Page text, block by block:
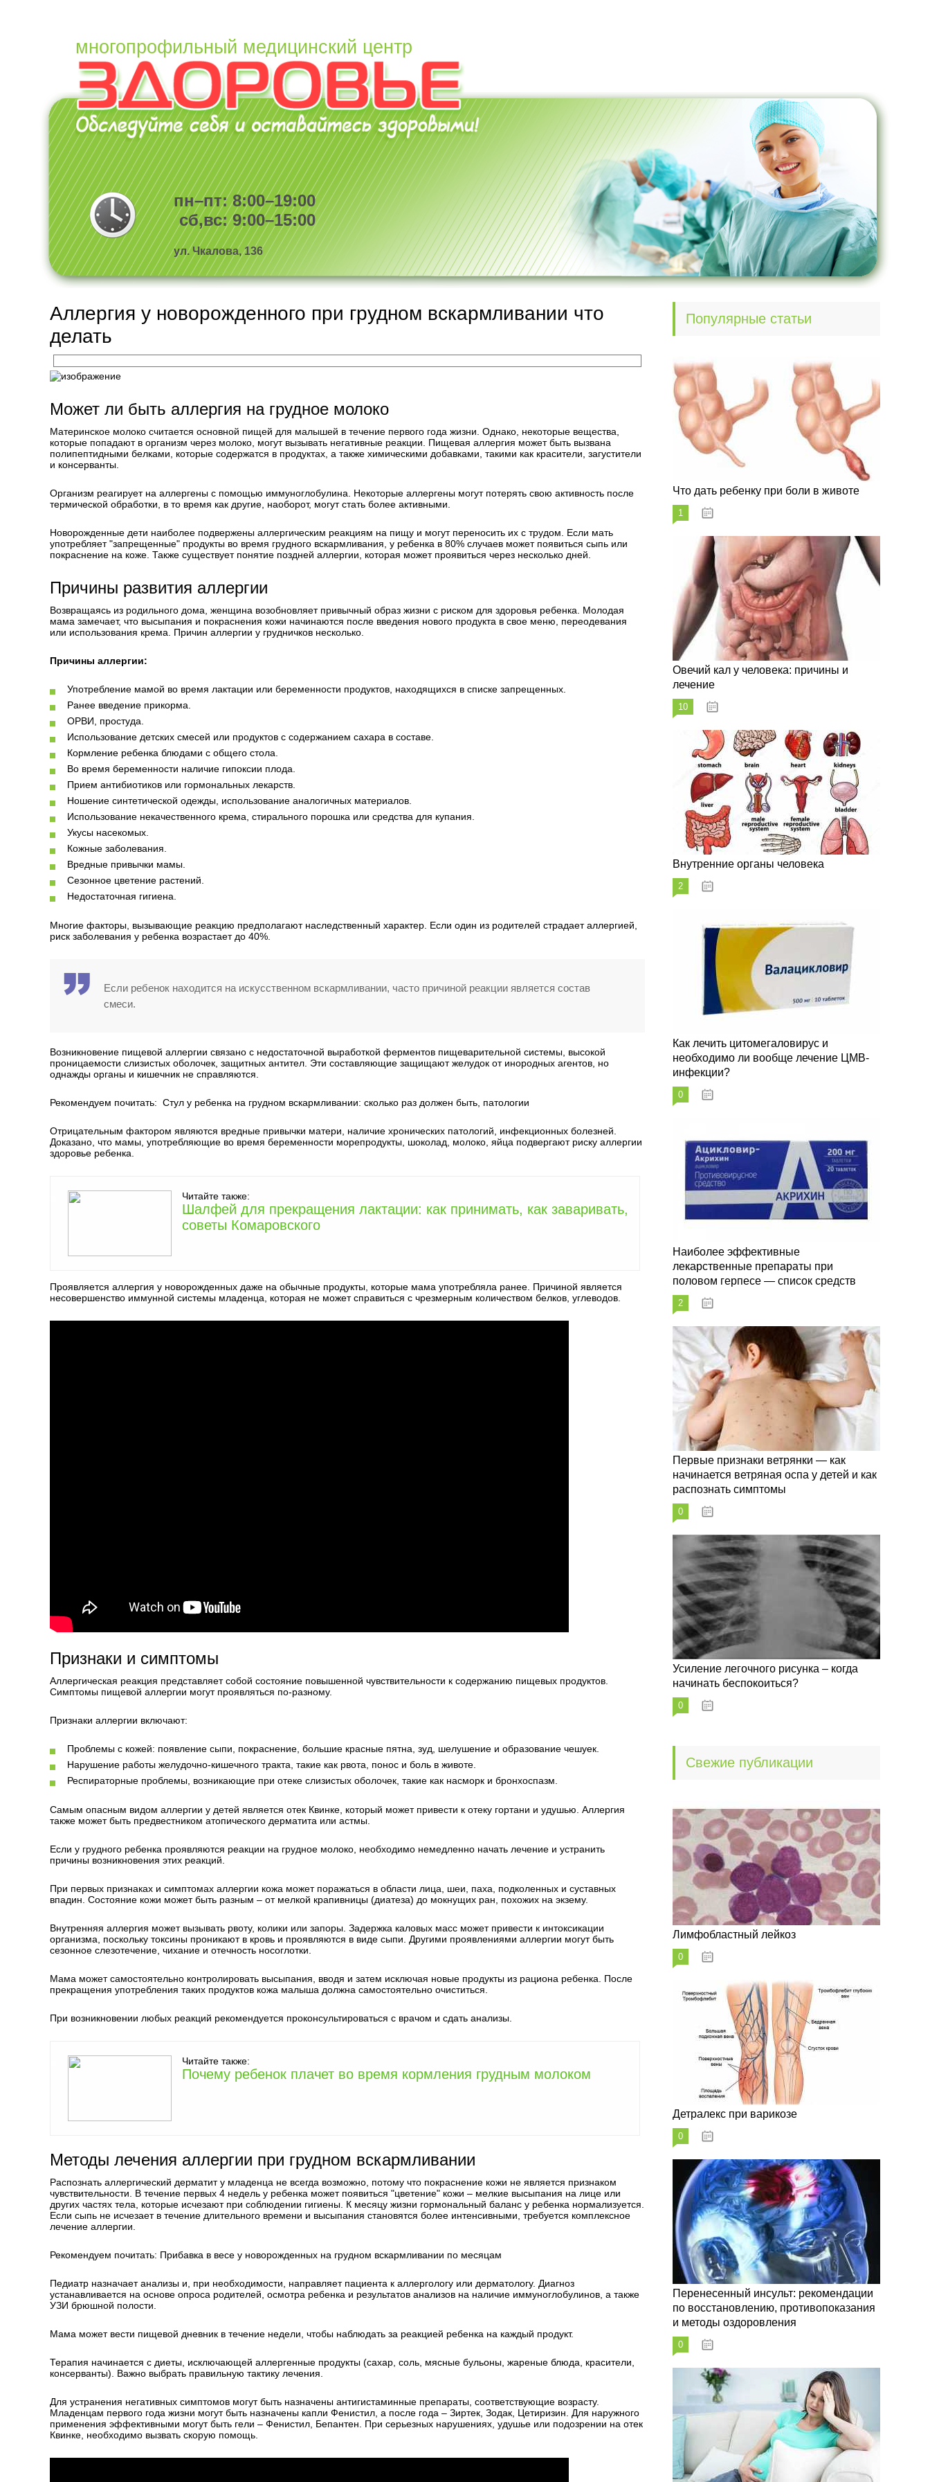
многопрофильный медицинский центр
пн–пт: 8:00–19:00
сб,вс: 9:00–15:00
ул. Чкалова, 136
Аллергия у новорожденного при грудном вскармливании что
делать
Может ли быть аллергия на грудное молоко
Материнское молоко считается основной пищей для малышей в течение первого года жизни. Однако, некоторые вещества,
которые попадают в организм через молоко, могут вызывать негативные реакции. Пищевая аллергия может быть вызвана
полипептидными белками, которые содержатся в продуктах, а также химическими добавками, такими как красители, загустители
и консерванты.
Организм реагирует на аллергены с помощью иммуноглобулина. Некоторые аллергены могут потерять свою активность после
термической обработки, в то время как другие, наоборот, могут стать более активными.
Новорожденные дети наиболее подвержены аллергическим реакциям на пищу и могут переносить их с трудом. Если мать
употребляет "запрещенные" продукты во время грудного вскармливания, у ребенка в 80% случаев может появиться сыпь или
покраснение на коже. Также существует понятие поздней аллергии, которая может проявиться через несколько дней.
Причины развития аллергии
Возвращаясь из родильного дома, женщина возобновляет привычный образ жизни с риском для здоровья ребенка. Молодая
мама замечает, что высыпания и покраснения кожи начинаются после введения нового продукта в свое меню, переодевания
или использования крема. Причин аллергии у грудничков несколько.
Причины аллергии:
Употребление мамой во время лактации или беременности продуктов, находящихся в списке запрещенных.
Ранее введение прикорма.
ОРВИ, простуда.
Использование детских смесей или продуктов с содержанием сахара в составе.
Кормление ребенка блюдами с общего стола.
Во время беременности наличие гипоксии плода.
Прием антибиотиков или гормональных лекарств.
Ношение синтетической одежды, использование аналогичных материалов.
Использование некачественного крема, стирального порошка или средства для купания.
Укусы насекомых.
Кожные заболевания.
Вредные привычки мамы.
Сезонное цветение растений.
Недостаточная гигиена.
Многие факторы, вызывающие реакцию предполагают наследственный характер. Если один из родителей страдает аллергией,
риск заболевания у ребенка возрастает до 40%.
Если ребенок находится на искусственном вскармливании, часто причиной реакции является состав
смеси.
Возникновение пищевой аллергии связано с недостаточной выработкой ферментов пищеварительной системы, высокой
проницаемости слизистых оболочек, защитных антител. Эти составляющие защищают желудок от инородных агентов, но
однажды органы и кишечник не справляются.
Рекомендуем почитать: Стул у ребенка на грудном вскармливании: сколько раз должен быть, патологии
Отрицательным фактором являются вредные привычки матери, наличие хронических патологий, инфекционных болезней.
Доказано, что мамы, употребляющие во время беременности морепродукты, шоколад, молоко, яйца подвергают риску аллергии
здоровье ребенка.
Читайте также:
Шалфей для прекращения лактации: как принимать, как заваривать,
советы Комаровского
Проявляется аллергия у новорожденных даже на обычные продукты, которые мама употребляла ранее. Причиной является
несовершенство иммунной системы младенца, которая не может справиться с чрезмерным количеством белков, углеводов.
Признаки и симптомы
Аллергическая реакция представляет собой состояние повышенной чувствительности к содержанию пищевых продуктов.
Симптомы пищевой аллергии могут проявляться по-разному.
Признаки аллергии включают:
Проблемы с кожей: появление сыпи, покраснение, большие красные пятна, зуд, шелушение и образование чешуек.
Нарушение работы желудочно-кишечного тракта, такие как рвота, понос и боль в животе.
Респираторные проблемы, возникающие при отеке слизистых оболочек, такие как насморк и бронхоспазм.
Самым опасным видом аллергии у детей является отек Квинке, который может привести к отеку гортани и удушью. Аллергия
также может быть предвестником атопического дерматита или астмы.
Если у грудного ребенка проявляются реакции на грудное молоко, необходимо немедленно начать лечение и устранить
причины возникновения этих реакций.
При первых признаках и симптомах аллергии кожа может поражаться в области лица, шеи, паха, подколенных и суставных
впадин. Состояние кожи может быть разным – от мелкой крапивницы (диатеза) до мокнущих ран, похожих на экзему.
Внутренняя аллергия может вызывать рвоту, колики или запоры. Задержка каловых масс может привести к интоксикации
организма, поскольку токсины проникают в кровь и проявляются в виде сыпи. Другими проявлениями аллергии могут быть
сезонное слезотечение, чихание и отечность носоглотки.
Мама может самостоятельно контролировать высыпания, вводя и затем исключая новые продукты из рациона ребенка. После
прекращения употребления таких продуктов кожа малыша должна самостоятельно очиститься.
При возникновении любых реакций рекомендуется проконсультироваться с врачом и сдать анализы.
Читайте также:
Почему ребенок плачет во время кормления грудным молоком
Методы лечения аллергии при грудном вскармливании
Распознать аллергический дерматит у младенца не всегда возможно, потому что покраснение кожи не является признаком
чувствительности. В течение первых 4 недель у ребенка может появиться "цветение" кожи – мелкие высыпания на лице или
других частях тела, которые исчезают при соблюдении гигиены. К месяцу жизни гормональный баланс у ребенка нормализуется.
Если сыпь не исчезает в течение длительного времени и высыпания становятся более интенсивными, требуется комплексное
лечение аллергии.
Рекомендуем почитать: Прибавка в весе у новорожденных на грудном вскармливании по месяцам
Педиатр назначает анализы и, при необходимости, направляет пациента к аллергологу или дерматологу. Диагноз
устанавливается на основе опроса родителей, осмотра ребенка и результатов анализов на наличие иммуноглобулинов, а также
УЗИ брюшной полости.
Мама может вести пищевой дневник в течение недели, чтобы наблюдать за реакцией ребенка на каждый продукт.
Терапия начинается с диеты, исключающей аллергенные продукты (сахар, соль, мясные бульоны, жареные блюда, красители,
консерванты). Важно выбрать правильную тактику лечения.
Для устранения негативных симптомов могут быть назначены антигистаминные препараты, соответствующие возрасту.
Младенцам первого года жизни могут быть назначены капли Фенистил, а после года – Зиртек, Зодак, Цетиризин. Для наружного
применения эффективными могут быть гели – Фенистил, Бепантен. При серьезных нарушениях, удушье или подозрении на отек
Квинке, необходимо вызвать скорую помощь.
Популярные статьи
Что дать ребенку при боли в животе
1
Овечий кал у человека: причины и
лечение
10
Внутренние органы человека
2
Как лечить цитомегаловирус и
необходимо ли вообще лечение ЦМВ-
инфекции?
0
Наиболее эффективные
лекарственные препараты при
половом герпесе — список средств
2
Первые признаки ветрянки — как
начинается ветряная оспа у детей и как
распознать симптомы
0
Усиление легочного рисунка – когда
начинать беспокоиться?
0
Свежие публикации
Лимфобластный лейкоз
0
Детралекс при варикозе
0
Перенесенный инсульт: рекомендации
по восстановлению, противопоказания
и методы оздоровления
0